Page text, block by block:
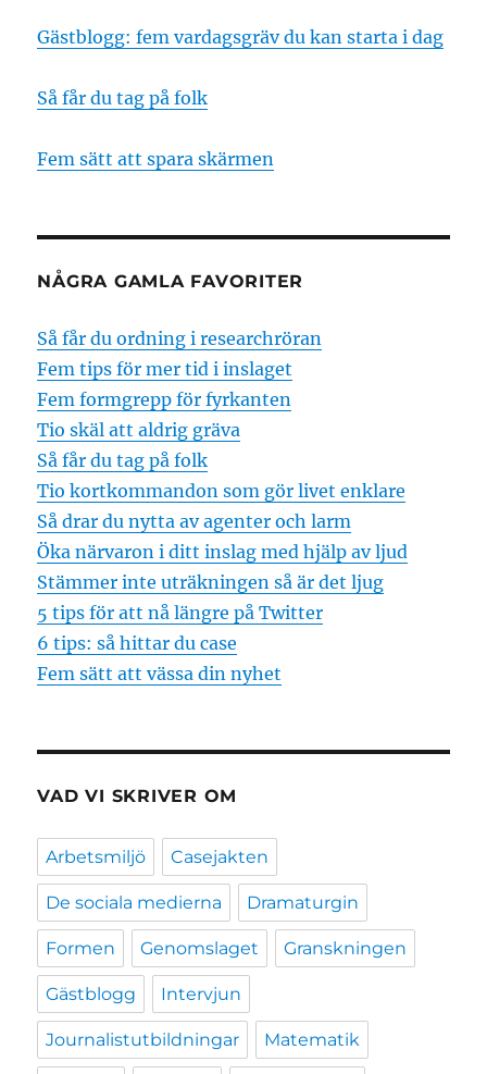
Gästblogg: fem vardagsgräv du kan starta i dag
Så får du tag på folk
Fem sätt att spara skärmen
NÅGRA GAMLA FAVORITER
Så får du ordning i researchröran
Fem tips för mer tid i inslaget
Fem formgrepp för fyrkanten
Tio skäl att aldrig gräva
Så får du tag på folk
Tio kortkommandon som gör livet enklare
Så drar du nytta av agenter och larm
Öka närvaron i ditt inslag med hjälp av ljud
Stämmer inte uträkningen så är det ljug
5 tips för att nå längre på Twitter
6 tips: så hittar du case
Fem sätt att vässa din nyhet
VAD VI SKRIVER OM
Arbetsmiljö Casejakten
De sociala medierna Dramaturgin
Formen Genomslaget Granskningen
Gästblogg Intervjun
Journalistutbildningar Matematik